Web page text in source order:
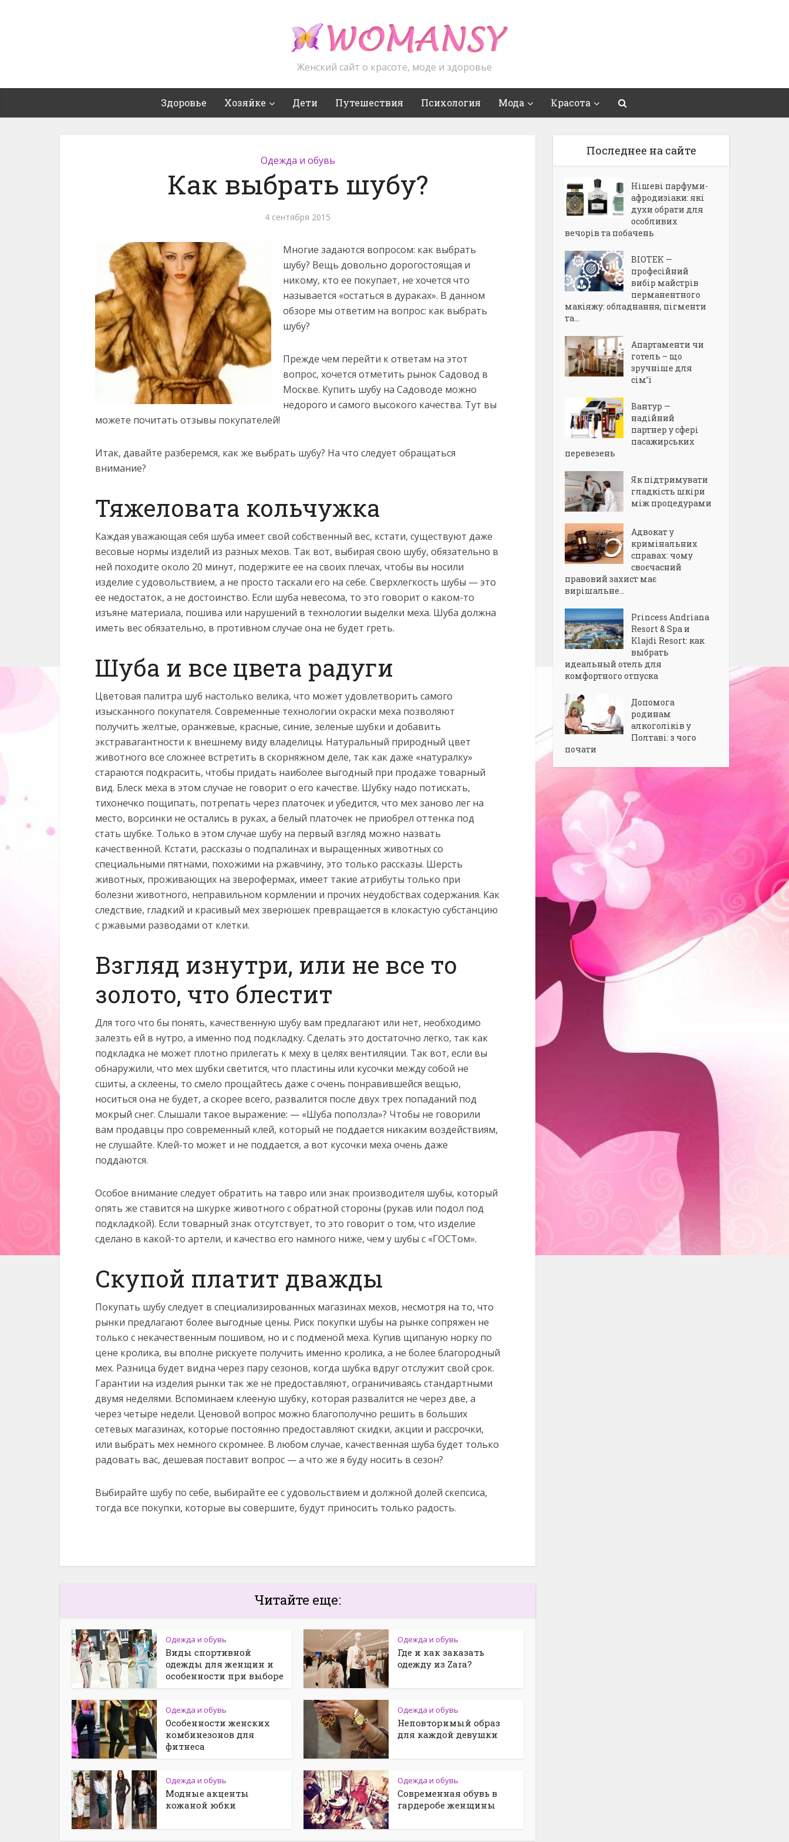
Женский сайт о красоте, моде и здоровье
Здоровье Хозяйке Дети Путешествия Психология Мода Красота
Одежда и обувь
Как выбрать шубу?
4 сентября 2015
Многие задаются вопросом: как выбрать
шубу? Вещь довольно дорогостоящая и
никому, кто ее покупает, не хочется что
называется «остаться в дураках». В данном
обзоре мы ответим на вопрос: как выбрать
шубу?
Прежде чем перейти к ответам на этот
вопрос, хочется отметить рынок Садовод в
Москве. Купить шубу на Садоводе можно
недорого и самого высокого качества. Тут вы
можете почитать отзывы покупателей!
Итак, давайте разберемся, как же выбрать шубу? На что следует обращаться
внимание?
Тяжеловата кольчужка
Каждая уважающая себя шуба имеет свой собственный вес, кстати, существуют даже
весовые нормы изделий из разных мехов. Так вот, выбирая свою шубу, обязательно в
ней походите около 20 минут, подержите ее на своих плечах, чтобы вы носили
изделие с удовольствием, а не просто таскали его на себе. Сверхлегкость шубы — это
ее недостаток, а не достоинство. Если шуба невесома, то это говорит о каком-то
изъяне материала, пошива или нарушений в технологии выделки меха. Шуба должна
иметь вес обязательно, в противном случае она не будет греть.
Шуба и все цвета радуги
Цветовая палитра шуб настолько велика, что может удовлетворить самого
изысканного покупателя. Современные технологии окраски меха позволяют
получить желтые, оранжевые, красные, синие, зеленые шубки и добавить
экстравагантности к внешнему виду владелицы. Натуральный природный цвет
животного все сложнее встретить в скорняжном деле, так как даже «натуралку»
стараются подкрасить, чтобы придать наиболее выгодный при продаже товарный
вид. Блеск меха в этом случае не говорит о его качестве. Шубку надо потискать,
тихонечко пощипать, потрепать через платочек и убедится, что мех заново лег на
место, ворсинки не остались в руках, а белый платочек не приобрел оттенка под
стать шубке. Только в этом случае шубу на первый взгляд можно назвать
качественной. Кстати, рассказы о подпалинах и выращенных животных со
специальными пятнами, похожими на ржавчину, это только рассказы. Шерсть
животных, проживающих на зверофермах, имеет такие атрибуты только при
болезни животного, неправильном кормлении и прочих неудобствах содержания. Как
следствие, гладкий и красивый мех зверюшек превращается в клокастую субстанцию
с ржавыми разводами от клетки.
Взгляд изнутри, или не все то
золото, что блестит
Для того что бы понять, качественную шубу вам предлагают или нет, необходимо
залезть ей в нутро, а именно под подкладку. Сделать это достаточно легко, так как
подкладка не может плотно прилегать к меху в целях вентиляции. Так вот, если вы
обнаружили, что мех шубки светится, что пластины или кусочки между собой не
сшиты, а склеены, то смело прощайтесь даже с очень понравившейся вещью,
носиться она не будет, а скорее всего, развалится после двух трех попаданий под
мокрый снег. Слышали такое выражение: — «Шуба поползла»? Чтобы не говорили
вам продавцы про современный клей, который не поддается никаким воздействиям,
не слушайте. Клей-то может и не поддается, а вот кусочки меха очень даже
поддаются.
Особое внимание следует обратить на тавро или знак производителя шубы, который
опять же ставится на шкурке животного с обратной стороны (рукав или подол под
подкладкой). Если товарный знак отсутствует, то это говорит о том, что изделие
сделано в какой-то артели, и качество его намного ниже, чем у шубы с «ГОСТом».
Скупой платит дважды
Покупать шубу следует в специализированных магазинах мехов, несмотря на то, что
рынки предлагают более выгодные цены. Риск покупки шубы на рынке сопряжен не
только с некачественным пошивом, но и с подменой меха. Купив щипаную норку по
цене кролика, вы вполне рискуете получить именно кролика, а не более благородный
мех. Разница будет видна через пару сезонов, когда шубка вдруг отслужит свой срок.
Гарантии на изделия рынки так же не предоставляют, ограничиваясь стандартными
двумя неделями. Вспоминаем клееную шубку, которая развалится не через две, а
через четыре недели. Ценовой вопрос можно благополучно решить в больших
сетевых магазинах, которые постоянно предоставляют скидки, акции и рассрочки,
или выбрать мех немного скромнее. В любом случае, качественная шуба будет только
радовать вас, дешевая поставит вопрос — а что же я буду носить в сезон?
Выбирайте шубу по себе, выбирайте ее с удовольствием и должной долей скепсиса,
тогда все покупки, которые вы совершите, будут приносить только радость.
Читайте еще:
Одежда и обувь
Виды спортивной
одежды для женщин и
особенности при выборе
Одежда и обувь
Где и как заказать
одежду из Zara?
Одежда и обувь
Особенности женских
комбинезонов для
фитнеса
Одежда и обувь
Неповторимый образ
для каждой девушки
Одежда и обувь
Модные акценты
кожаной юбки
Одежда и обувь
Современная обувь в
гардеробе женщины
Последнее на сайте
Нішеві парфуми-
афродизіаки: які
духи обрати для
особливих
вечорів та побачень
BIOTEK —
професійний
вибір майстрів
перманентного
макіяжу: обладнання, пігменти
та...
Апартаменти чи
готель – що
зручніше для
сім’ї
Вантур —
надійний
партнер у сфері
пасажирських
перевезень
Як підтримувати
гладкість шкіри
між процедурами
Адвокат у
кримінальних
справах: чому
своєчасний
правовий захист має
вирішальне...
Princess Andriana
Resort & Spa и
Klajdi Resort: как
выбрать
идеальный отель для
комфортного отпуска
Допомога
родинам
алкоголіків у
Полтаві: з чого
почати